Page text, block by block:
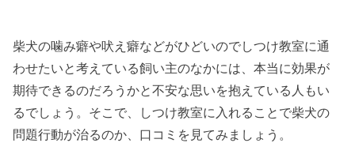
柴犬の噛み癖や吠え癖などがひどいのでしつけ教室に通
わせたいと考えている飼い主のなかには、本当に効果が
期待できるのだろうかと不安な思いを抱えている人もい
るでしょう。そこで、しつけ教室に入れることで柴犬の
問題行動が治るのか、口コミを見てみましょう。